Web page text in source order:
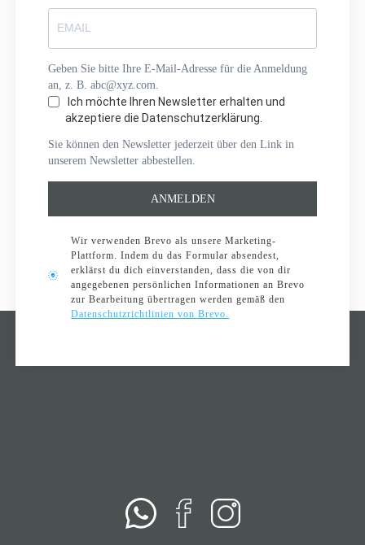
Geben Sie bitte Ihre E-Mail-Adresse für die Anmeldung
an, z. B. abc@xyz.com.
Ich möchte Ihren Newsletter erhalten und
akzeptiere die Datenschutzerklärung.
Sie können den Newsletter jederzeit über den Link in
unserem Newsletter abbestellen.
ANMELDEN
Wir verwenden Brevo als unsere Marketing-
Plattform. Indem du das Formular absendest,
erklärst du dich einverstanden, dass die von dir
angegebenen persönlichen Informationen an Brevo
zur Bearbeitung übertragen werden gemäß den
Datenschutzrichtlinien von Brevo.